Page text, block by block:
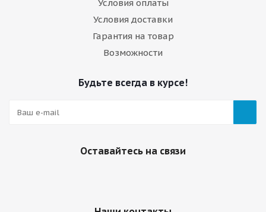
Условия оплаты
Условия доставки
Гарантия на товар
Возможности
Будьте всегда в курсе!
Оставайтесь на связи